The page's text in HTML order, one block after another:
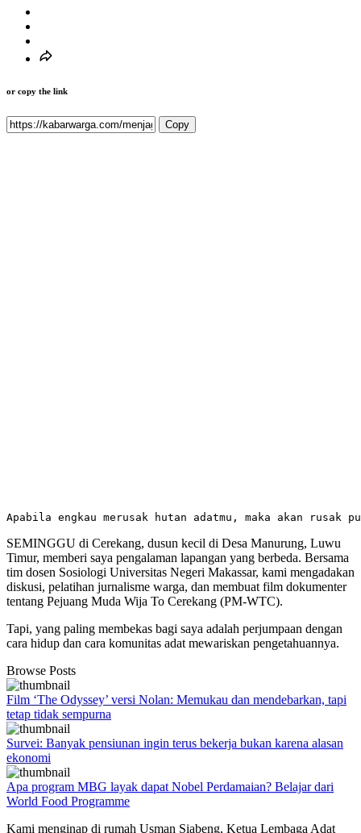
or copy the link
Copy
Apabila engkau merusak hutan adatmu, maka akan rusak
SEMINGGU di Cerekang, dusun kecil di Desa Manurung, Luwu
Timur, memberi saya pengalaman lapangan yang berbeda. Bersama
tim dosen Sosiologi Universitas Negeri Makassar, kami mengadakan
diskusi, pelatihan jurnalisme warga, dan membuat film dokumenter
tentang Pejuang Muda Wija To Cerekang (PM-WTC).
Tapi, yang paling membekas bagi saya adalah perjumpaan dengan
cara hidup dan cara komunitas adat mewariskan pengetahuannya.
Browse Posts
Film ‘The Odyssey’ versi Nolan: Memukau dan mendebarkan, tapi
tetap tidak sempurna
Survei: Banyak pensiunan ingin terus bekerja bukan karena alasan
ekonomi
Apa program MBG layak dapat Nobel Perdamaian? Belajar dari
World Food Programme
Kami menginap di rumah Usman Siabeng, Ketua Lembaga Adat